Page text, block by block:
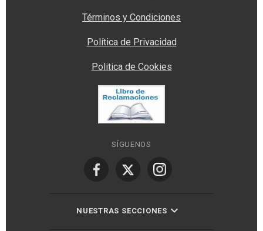
Términos y Condiciones
Política de Privacidad
Politica de Cookies
SÍGUENOS
NUESTRAS SECCIONES